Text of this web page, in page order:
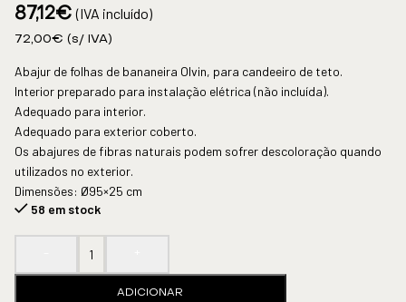
87,12€ (IVA incluído)
72,00€ (s/ IVA)
Abajur de folhas de bananeira Olvin, para candeeiro de teto.
Interior preparado para instalação elétrica (não incluída).
Adequado para interior.
Adequado para exterior coberto.
Os abajures de fibras naturais podem sofrer descoloração quando
utilizados no exterior.
Dimensões: Ø95×25 cm
58 em stock
ADICIONAR